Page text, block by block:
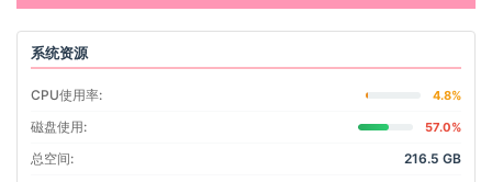
系统资源
CPU使用率: 4.8%
磁盘使用: 57.0%
总空间:
216.5 GB